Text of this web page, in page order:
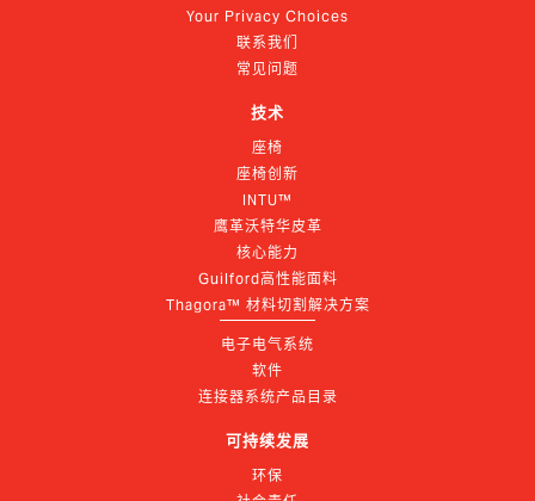
Your Privacy Choices
联系我们
常见问题
技术
座椅
座椅创新
INTU™
鹰革沃特华皮革
核心能力
Guilford高性能面料
Thagora™ 材料切割解决方案
电子电气系统
软件
连接器系统产品目录
可持续发展
环保